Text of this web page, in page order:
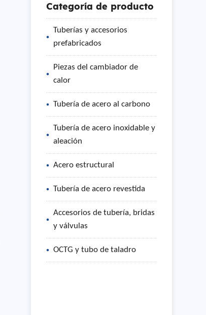
Categoría de producto
Tuberías y accesorios
prefabricados
Piezas del cambiador de
calor
Tubería de acero al carbono
Tubería de acero inoxidable y
aleación
Acero estructural
Tubería de acero revestida
Accesorios de tubería, bridas
y válvulas
OCTG y tubo de taladro